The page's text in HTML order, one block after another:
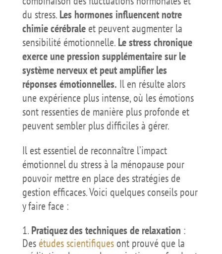
du stress. Les hormones influencent notre
chimie cérébraleet peuvent augmenter la
sensibilité émotionnelle. Le stress chronique
exerce une pression supplémentaire sur le
système nerveux et peut amplifier les
réponses émotionnelles. Il en résulte alors
une expérience plus intense, où les émotions
sont ressenties de manière plus profonde et
peuvent sembler plus difficiles à gérer.
Il est essentiel de reconnaître l’impact
émotionnel du stress à la ménopause pour
pouvoir mettre en place des stratégies de
gestion efficaces. Voici quelques conseils pour
y faire face :
Pratiquez des techniques de relaxation :
Desétudes scientifiquesont prouvé que la